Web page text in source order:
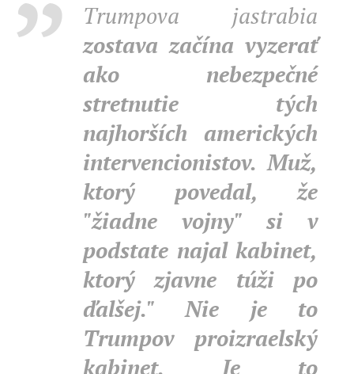
Trumpova jastrabia
zostava začína vyzerať
ako nebezpečné
stretnutie tých
najhorších amerických
intervencionistov. Muž,
ktorý povedal, že
"žiadne vojny" si v
podstate najal kabinet,
ktorý zjavne túži po
ďalšej." Nie je to
Trumpov proizraelský
kabinet. Je to